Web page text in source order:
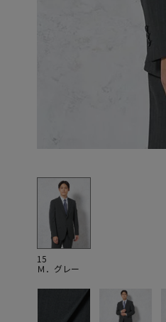
15
Ｍ．グレー